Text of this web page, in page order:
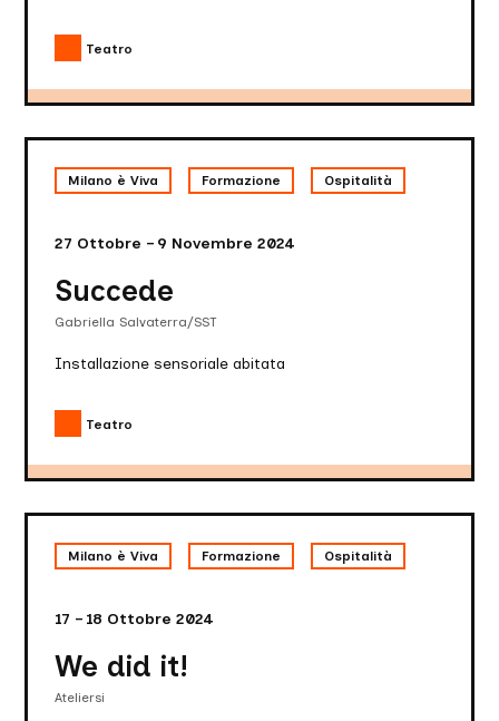
Teatro
Milano è Viva Formazione Ospitalità
27 Ottobre – 9 Novembre 2024
Succede
Gabriella Salvaterra/SST
Installazione sensoriale abitata
Teatro
Milano è Viva Formazione Ospitalità
17 – 18 Ottobre 2024
We did it!
Ateliersi